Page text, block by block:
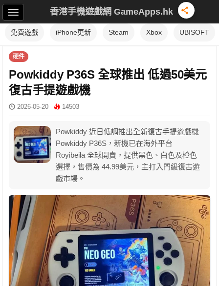
香港手機遊戲網 GameApps.hk
免費遊戲 iPhone更新 Steam Xbox UBISOFT
硬件
Powkiddy P36S 全球推出 低過50美元
復古手提遊戲機
2026-05-20 14503
Powkiddy 近日低調推出全新復古手提遊戲機
Powkiddy P36S，新機已在海外平台
Royibeila 全球開賣，提供黑色、白色及橙色
選擇，售價為 44.99美元，主打入門級復古遊
戲市場。